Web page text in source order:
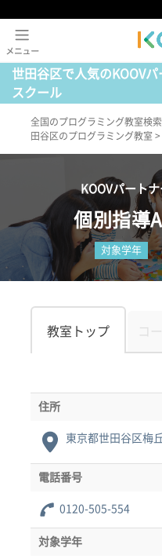
世田谷区で人気のKOOV
スクール
全国のプログラミング教室検索
田谷区のプログラミング教室 >
KOOVパート
個別指導
対象学年
教室トップ コ
住所
東京都世田谷区梅
電話番号
0120-505-554
対象学年